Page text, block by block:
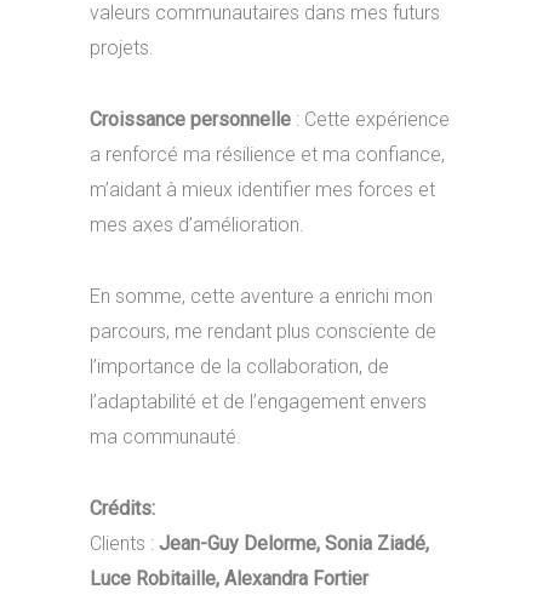
valeurs communautaires dans mes futurs
projets.
Croissance personnelle : Cette expérience
a renforcé ma résilience et ma confiance,
m’aidant à mieux identifier mes forces et
mes axes d’amélioration.
En somme, cette aventure a enrichi mon
parcours, me rendant plus consciente de
l’importance de la collaboration, de
l’adaptabilité et de l’engagement envers
ma communauté.
Crédits:
Clients : Jean-Guy Delorme, Sonia Ziadé,
Luce Robitaille, Alexandra Fortier